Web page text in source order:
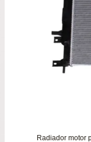
Radiador motor